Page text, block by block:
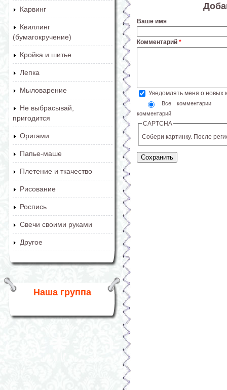
Карвинг
Квиллинг
(бумагокручение)
Кройка и шитье
Лепка
Мыловарение
Не выбрасывай,
пригодится
Оригами
Папье-маше
Плетение и ткачество
Рисование
Роспись
Свечи своими руками
Другое
Наша группа
Ваше имя
Комментарий *
Уведомлять меня о новых
Все комментарии
комментарий
CAPTCHA
Собери картинку. После